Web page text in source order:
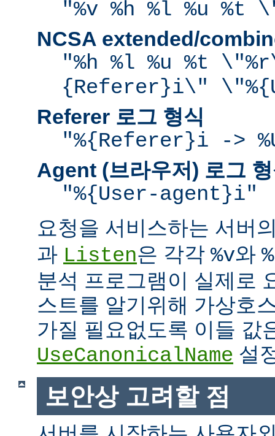
"%v %h %l %u %t
NCSA extended/
"%h %l %u %t
{Referer}i\"
Referer 로그 형식
"%{Referer}i ->
Agent (브라우저) 로그
"%{User-agent}i"
요청을 서비스하는 서버
과 Listen은 각각 %v와
분석 프로그램이 실제로
스트를 알기위해 가상호
가질 필요없도록 이들 값
UseCanonicalName 설
보안상 고려할 점